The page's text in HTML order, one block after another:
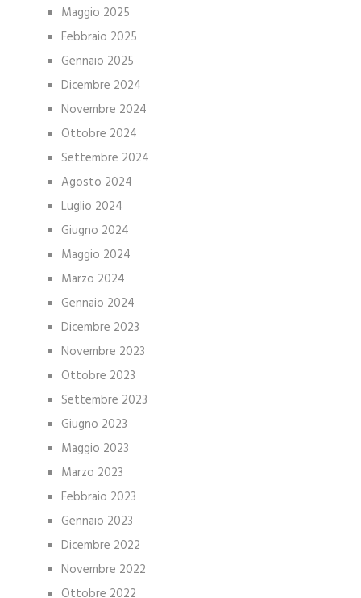
Maggio 2025
Febbraio 2025
Gennaio 2025
Dicembre 2024
Novembre 2024
Ottobre 2024
Settembre 2024
Agosto 2024
Luglio 2024
Giugno 2024
Maggio 2024
Marzo 2024
Gennaio 2024
Dicembre 2023
Novembre 2023
Ottobre 2023
Settembre 2023
Giugno 2023
Maggio 2023
Marzo 2023
Febbraio 2023
Gennaio 2023
Dicembre 2022
Novembre 2022